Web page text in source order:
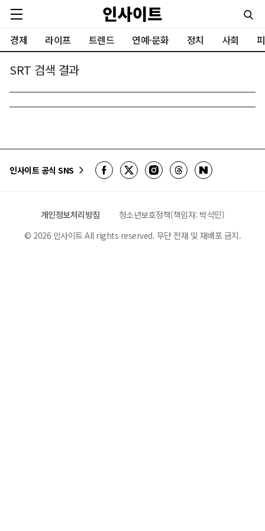
경제 라이프 트렌드 연예·문화 정치 사회
SRT 검색 결과
인사이트 공식 SNS
개인정보처리방침
청소년보호정책(책임자: 박석민)
© 2026 인사이트 All rights reserved. 무단 전재 및 재배포 금지.